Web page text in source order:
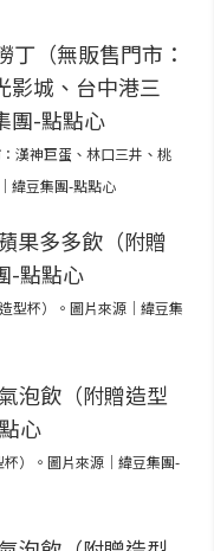
漢神巨蛋、林口三井、桃
緯豆集團-點點心
型杯）。圖片來源｜緯豆集
）。圖片來源｜緯豆集團-